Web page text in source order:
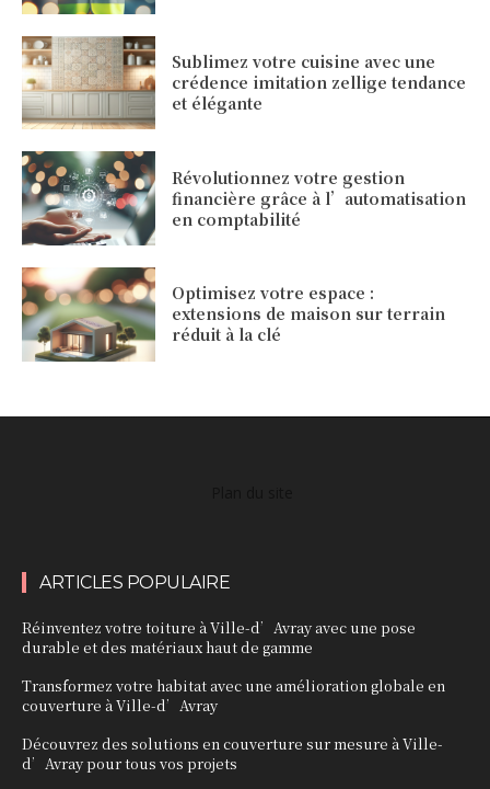
Sublimez votre cuisine avec une
crédence imitation zellige tendance
et élégante
Révolutionnez votre gestion
financière grâce à l’automatisation
en comptabilité
Optimisez votre espace :
extensions de maison sur terrain
réduit à la clé
ARTICLES POPULAIRE
Réinventez votre toiture à Ville-d’Avray avec une pose
durable et des matériaux haut de gamme
Transformez votre habitat avec une amélioration globale en
couverture à Ville-d’Avray
Découvrez des solutions en couverture sur mesure à Ville-
d’Avray pour tous vos projets